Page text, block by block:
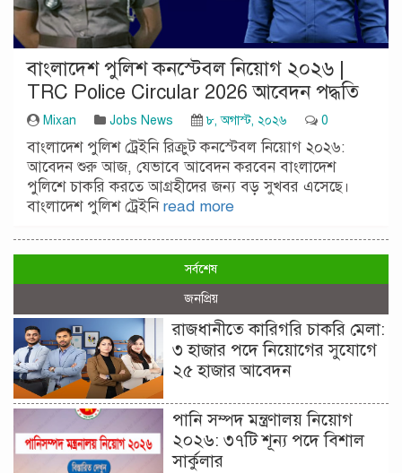
বাংলাদেশ পুলিশ কনস্টেবল নিয়োগ ২০২৬ |
TRC Police Circular 2026 আবেদন পদ্ধতি
Mixan Jobs News ৮, অগাস্ট, ২০২৬ 0
বাংলাদেশ পুলিশ ট্রেইনি রিক্রুট কনস্টেবল নিয়োগ ২০২৬:
আবেদন শুরু আজ, যেভাবে আবেদন করবেন বাংলাদেশ
পুলিশে চাকরি করতে আগ্রহীদের জন্য বড় সুখবর এসেছে।
বাংলাদেশ পুলিশ ট্রেইনিread more
সর্বশেষ
জনপ্রিয়
রাজধানীতে কারিগরি চাকরি মেলা:
৩ হাজার পদে নিয়োগের সুযোগে
২৫ হাজার আবেদন
পানি সম্পদ মন্ত্রণালয় নিয়োগ
২০২৬: ৩৭টি শূন্য পদে বিশাল
সার্কুলার